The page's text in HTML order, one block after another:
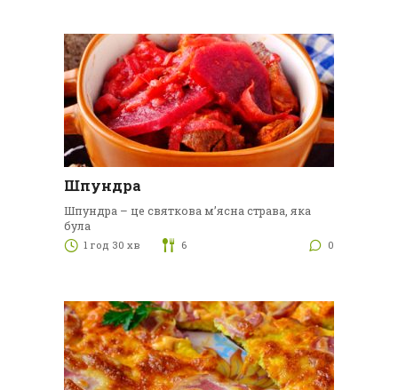
Шпундра
Шпундра – це святкова м’ясна страва, яка
була
1 год 30 хв 6 0